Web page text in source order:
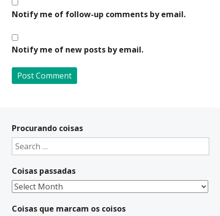
Notify me of follow-up comments by email.
Notify me of new posts by email.
t
e
a
t
i
v
Procurando coisas
Search
for:
Coisas passadas
Coisas
Coisas que marcam os coisos